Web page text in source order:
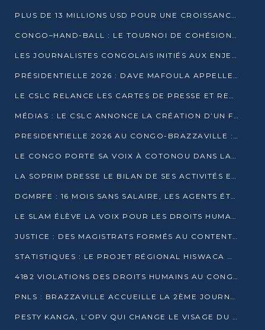
PLUS DE 13 MILLIONS USD POUR UNE CROISSANCE VERTE ET SOUVERAINE
CONGO–HAND-BALL : LE TOURNOI DE COHÉSION ET DE FRATERNITÉ ALLUME SES LAMPIONS À BRAZZAVILLE
LES JOURNALISTES CONGOLAIS INITIÉS AUX ENJEUX DE L’ÉCONOMIE BLEUE
PRÉSIDENTIELLE 2026 : DAVE MAFOULA APPELLE LES CONGOLAIS À UN « NOUVEAU DÉPART »
LE CSLC RELANCE LES CARTES DE PRESSE ET RECONNAÎT OFFICIELLEMENT LES MÉDIAS EN LIGNE
MÉDIAS : LE CSLC ANNONCE LA CRÉATION D’UN FONDS D’APPUI À LA PRESSE
PRESIDENTIELLE 2026 AU CONGO-BRAZZAVILLE : UN CASTING ÉLARGI
LE CONGO PORTE SA VOIX À COTONOU DANS LA LUTTE CONTRE LA TUBERCULOSE
LA SOPRIM DRESSE LE BILAN DE SES ACTIVITÉS ET FIXE DE NOUVELLES PRIORITÉS
DGMRFE : 16 MOIS SANS SALAIRE, LES AGENTS ÉTOUFFENT DANS LE SILENCE
LE SLAM ÉLÈVE LA VOIX POUR LES DROITS HUMAINS À BRAZZAVILLE
JUSTICE : DES MAGISTRATS FORMÉS AU CONTENTIEUX DE LA PROPRIÉTÉ INTELLECTUELLE
STATISTIQUES : LE PROJET RÉGIONAL HISWACA OFFICIELLEMENT LANCÉ AU CONGO
4182 VIOLATIONS DES DROITS HUMAINS AU CONGO EN 2025 SELON LE CAD
PNLS : BRAZZAVILLE ACCUEILLE LA 2ÈME JOURNÉE SCIENTIFIQUE SUR LE VIH/SIDA
PESTY KANGA, L’OPV QUI CHANGE LE VISAGE DU REPORTAGE AU CONGO